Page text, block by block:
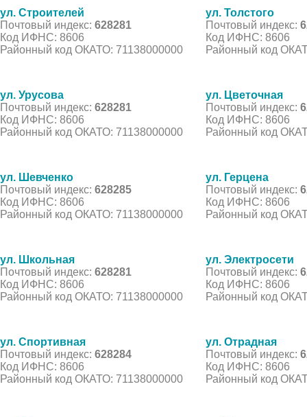
ул. Строителей
Почтовый индекс: 628281
Код ИФНС: 8606
Районный код ОКАТО: 71138000000
ул. Толстого
Почтовый индекс:
Код ИФНС: 8606
Районный код
ул. Урусова
Почтовый индекс: 628281
Код ИФНС: 8606
Районный код ОКАТО: 71138000000
ул. Цветочная
Почтовый индекс:
Код ИФНС: 8606
Районный код
ул. Шевченко
Почтовый индекс: 628285
Код ИФНС: 8606
Районный код ОКАТО: 71138000000
ул. Герцена
Почтовый индекс:
Код ИФНС: 8606
Районный код
ул. Школьная
Почтовый индекс: 628281
Код ИФНС: 8606
Районный код ОКАТО: 71138000000
ул. Электросети
Почтовый индекс:
Код ИФНС: 8606
Районный код
ул. Спортивная
Почтовый индекс: 628284
Код ИФНС: 8606
Районный код ОКАТО: 71138000000
ул. Отрадная
Почтовый индекс:
Код ИФНС: 8606
Районный код